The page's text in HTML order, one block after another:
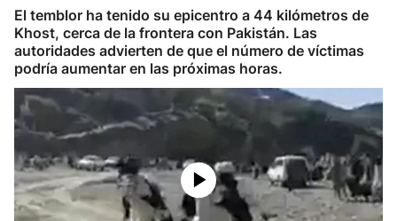
El temblor ha tenido su epicentro a 44 kilómetros de
Khost, cerca de la frontera con Pakistán. Las
autoridades advierten de que el número de víctimas
podría aumentar en las próximas horas.